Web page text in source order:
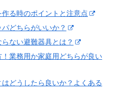
る時のポイントと注意点
どちらがいいか？
ない避難器具とは？
業務用か家庭用どちらが良い
どうしたら良いか？よくある